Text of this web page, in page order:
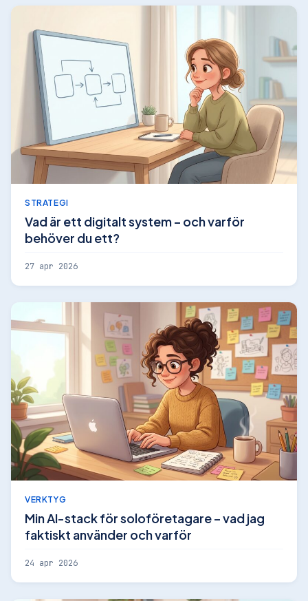
STRATEGI
Vad är ett digitalt system – och varför
behöver du ett?
27 apr 2026
VERKTYG
Min AI-stack för soloföretagare – vad jag
faktiskt använder och varför
24 apr 2026